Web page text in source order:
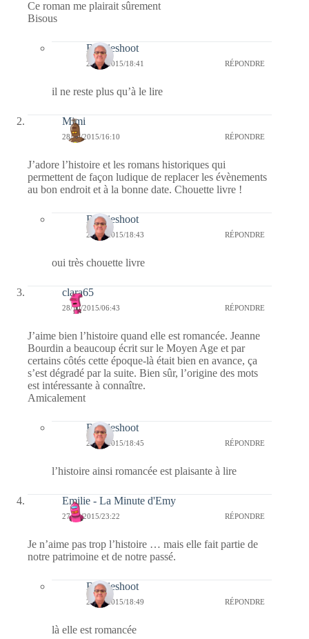
Ce roman me plairait sûrement
Bisous
Bernieshoot
28/10/2015/18:41 RÉPONDRE
il ne reste plus qu’à le lire
Mimi
28/10/2015/16:10 RÉPONDRE
J’adore l’histoire et les romans historiques qui
permettent de façon ludique de replacer les évènements
au bon endroit et à la bonne date. Chouette livre !
Bernieshoot
28/10/2015/18:43 RÉPONDRE
oui très chouette livre
clara65
28/10/2015/06:43 RÉPONDRE
J’aime bien l’histoire quand elle est romancée. Jeanne
Bourdin a beaucoup écrit sur le Moyen Age et par
certains côtés cette époque-là était bien en avance, ça
s’est dégradé par la suite. Bien sûr, l’origine des mots
est intéressante à connaître.
Amicalement
Bernieshoot
28/10/2015/18:45 RÉPONDRE
l’histoire ainsi romancée est plaisante à lire
Emilie - La Minute d'Emy
27/10/2015/23:22 RÉPONDRE
Je n’aime pas trop l’histoire … mais elle fait partie de
notre patrimoine et de notre passé.
Bernieshoot
28/10/2015/18:49 RÉPONDRE
là elle est romancée